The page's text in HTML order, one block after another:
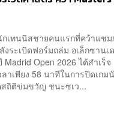
เทนนิสชายคนแรกที่คว้าแชม
ระเบิดฟอร์มถล่ม อเล็กซานเ
Madrid Open 2026 ได้สำเ
าเพียง 58 นาทีในการปิดเกม
สถิติข่มขวัญ ชนะซเว...